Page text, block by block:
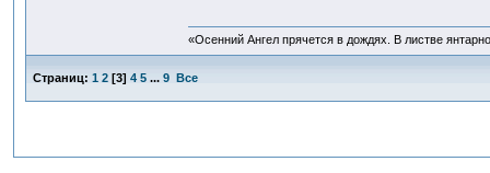
«Осенний Ангел прячется в дождях. В листве
Страниц: 1 2[3] 4 5 ... 9 Все